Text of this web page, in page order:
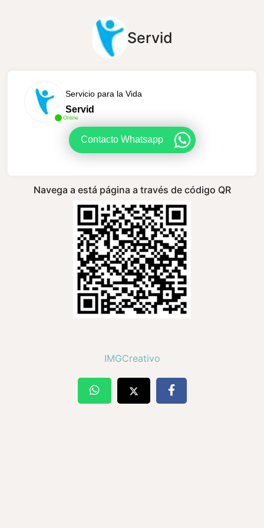
Servid
Online
Servicio para la Vida
Servid
Contacto Whatsapp
Navega a está página a través de código QR
IMGCreativo